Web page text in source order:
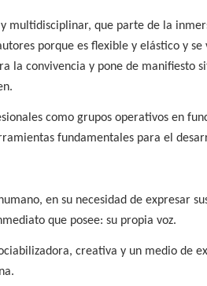
multidisciplinar, que parte de la
porque es flexible y elástico y se
la convivencia y pone de manifiesto
como grupos operativos en
fundamentales para el
en su necesidad de expresar
que posee: su propia voz.
creativa y un medio de